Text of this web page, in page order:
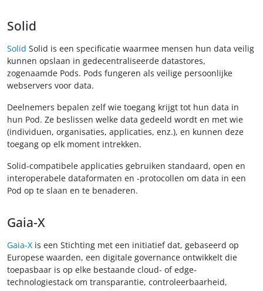
Solid
Solid Solid is een specificatie waarmee mensen hun data veilig
kunnen opslaan in gedecentraliseerde datastores,
zogenaamde Pods. Pods fungeren als veilige persoonlijke
webservers voor data.
Deelnemers bepalen zelf wie toegang krijgt tot hun data in
hun Pod. Ze beslissen welke data gedeeld wordt en met wie
(individuen, organisaties, applicaties, enz.), en kunnen deze
toegang op elk moment intrekken.
Solid-compatibele applicaties gebruiken standaard, open en
interoperabele dataformaten en -protocollen om data in een
Pod op te slaan en te benaderen.
Gaia-X
Gaia-X is een Stichting met een initiatief dat, gebaseerd op
Europese waarden, een digitale governance ontwikkelt die
toepasbaar is op elke bestaande cloud- of edge-
technologiestack om transparantie, controleerbaarheid,